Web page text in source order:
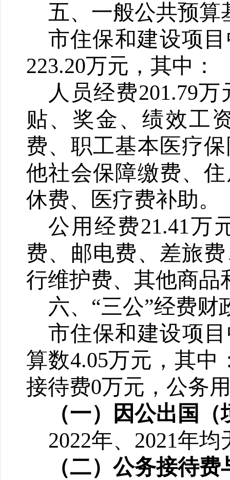
五、一般公共预算
市住保和建设项
223.20万元，其中 ：
人员经费201.79万
贴、奖金、绩效工
费、 职工基本医疗
他社会保障缴费、
休费、医疗费补助。
公用经费21.41万
费、邮电费、差旅
行维护费、 其他商品
六、“三公”经费
市住保和建设项
算数4.05万元，其
接待费0万元，公务
（一）因公出国
2022年、2021年均
（二）公务接待费